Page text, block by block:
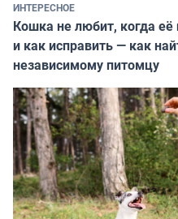
ИНТЕРЕСНОЕ
Кошка не любит, когда её
и как исправить — как
независимому питомцу